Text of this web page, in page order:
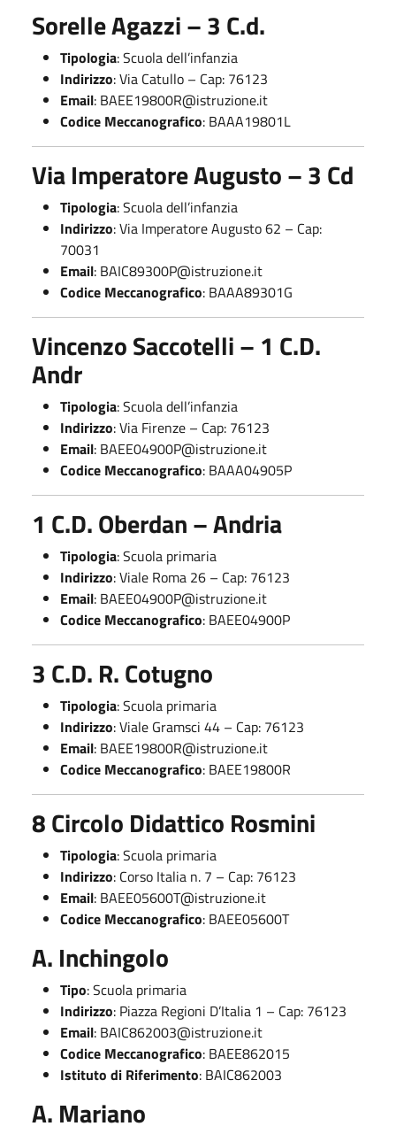
Sorelle Agazzi – 3 C.d.
Tipologia: Scuola dell’infanzia
Indirizzo: Via Catullo – Cap: 76123
Email: BAEE19800R@istruzione.it
Codice Meccanografico: BAAA19801L
Via Imperatore Augusto – 3 Cd
Tipologia: Scuola dell’infanzia
Indirizzo: Via Imperatore Augusto 62 – Cap:
70031
Email: BAIC89300P@istruzione.it
Codice Meccanografico: BAAA89301G
Vincenzo Saccotelli – 1 C.D.
Andr
Tipologia: Scuola dell’infanzia
Indirizzo: Via Firenze – Cap: 76123
Email: BAEE04900P@istruzione.it
Codice Meccanografico: BAAA04905P
1 C.D. Oberdan – Andria
Tipologia: Scuola primaria
Indirizzo: Viale Roma 26 – Cap: 76123
Email: BAEE04900P@istruzione.it
Codice Meccanografico: BAEE04900P
3 C.D. R. Cotugno
Tipologia: Scuola primaria
Indirizzo: Viale Gramsci 44 – Cap: 76123
Email: BAEE19800R@istruzione.it
Codice Meccanografico: BAEE19800R
8 Circolo Didattico Rosmini
Tipologia: Scuola primaria
Indirizzo: Corso Italia n. 7 – Cap: 76123
Email: BAEE05600T@istruzione.it
Codice Meccanografico: BAEE05600T
A. Inchingolo
Tipo: Scuola primaria
Indirizzo: Piazza Regioni D’Italia 1 – Cap: 76123
Email: BAIC862003@istruzione.it
Codice Meccanografico: BAEE862015
Istituto di Riferimento: BAIC862003
A. Mariano